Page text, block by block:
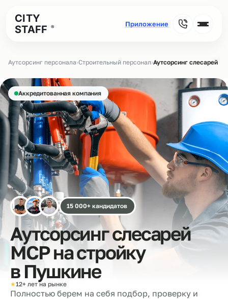
CITY
STAFF
®
Аутсорсинг персонала›Строительный персонал›Аутсорсинг слесарей
Аккредитованная компания
15 000+ кандидатов
Аутсорсинг слесарей
МСР на стройку
в Пушкине
★12+ лет на рынке
Полностью берем на себя подбор, проверку и